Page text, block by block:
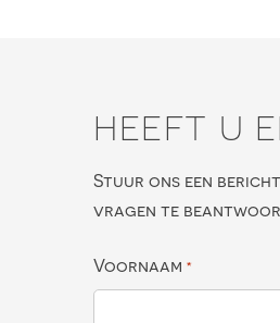
HEEFT U
Stuur ons een
vragen te
Voornaam *